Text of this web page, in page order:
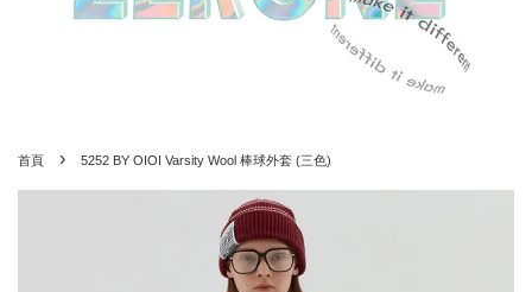
首頁 › 5252 BY OIOI Varsity Wool 棒球外套 (三色)